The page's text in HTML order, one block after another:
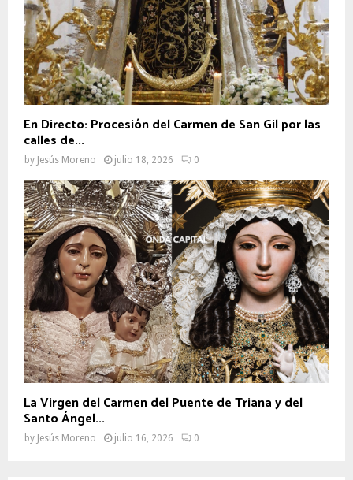
En Directo: Procesión del Carmen de San Gil por las
calles de...
by Jesús Moreno julio 18, 2026 0
La Virgen del Carmen del Puente de Triana y del
Santo Ángel...
by Jesús Moreno julio 16, 2026 0